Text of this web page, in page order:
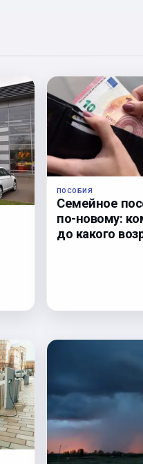
ПОСОБИЯ
Семейное
по-новому:
до какого